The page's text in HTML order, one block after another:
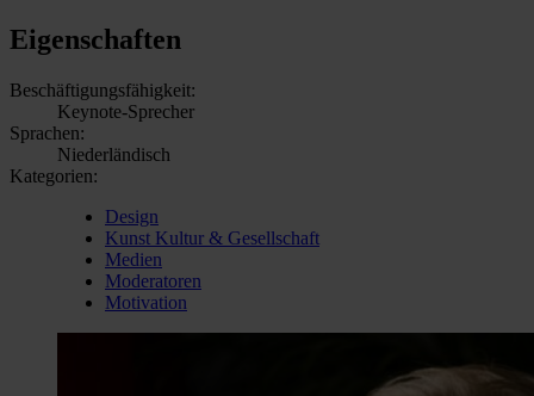
Eigenschaften
Beschäftigungsfähigkeit:
Keynote-Sprecher
Sprachen:
Niederländisch
Kategorien:
Design
Kunst Kultur & Gesellschaft
Medien
Moderatoren
Motivation